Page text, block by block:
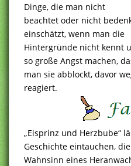
Dinge, die man nicht
beachtet oder nicht
einschätzt, wenn man die
Hintergründe nicht kennt
so große Angst machen,
man sie abblockt, davor
reagiert.
„Eisprinz und Herzbube“
Geschichte eintauchen,
Wahnsinn eines